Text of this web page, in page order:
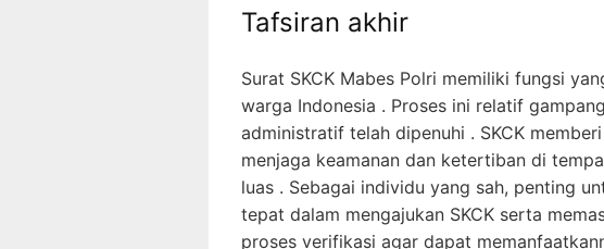
Tafsiran akhir
Surat SKCK Mabes Polri memiliki fungsi
warga Indonesia . Proses ini relatif
administratif telah dipenuhi . SKCK
menjaga keamanan dan ketertiban di
luas . Sebagai individu yang sah, penting
tepat dalam mengajukan SKCK serta
proses verifikasi agar dapat